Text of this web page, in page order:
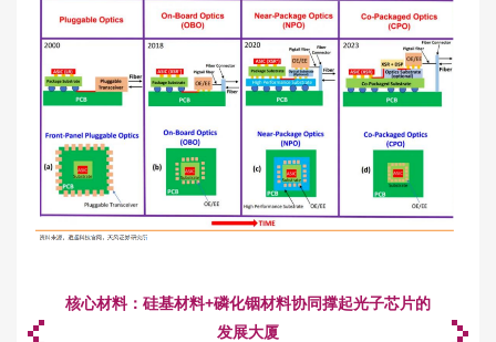
核心材料：硅基材料+磷化铟材料协同撑起光子芯片的
发展大厦